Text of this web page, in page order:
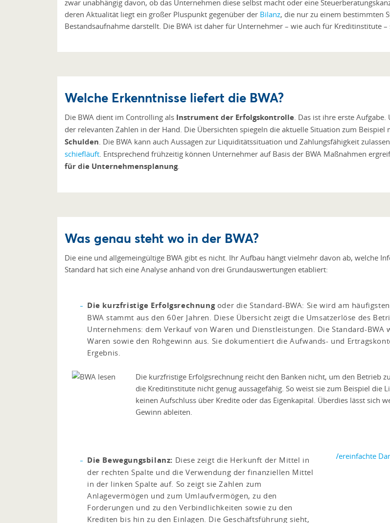
zwar unabhängig davon, ob das Unternehmen diese selbst macht oder eine
deren Aktualität liegt ein großer Pluspunkt gegenüber der Bilanz, die nur zu einem bestimmten
Bestandsaufnahme darstellt. Die BWA ist daher für Unternehmer – wie auch für Kreditinstitute –
Welche Erkenntnisse liefert die BWA?
Die BWA dient im Controlling als Instrument der Erfolgskontrolle. Das ist ihre erste
der relevanten Zahlen in der Hand. Die Übersichten spiegeln die aktuelle Situation zum Beispiel
Schulden. Die BWA kann auch Aussagen zur Liquiditätssituation und Zahlungsfähigkeit
schiefläuft. Entsprechend frühzeitig können Unternehmer auf Basis der BWA Maßnahmen
für die Unternehmensplanung.
Was genau steht wo in der BWA?
Die eine und allgemeingültige BWA gibt es nicht. Ihr Aufbau hängt vielmehr davon ab, welche
Standard hat sich eine Analyse anhand von drei Grundauswertungen etabliert:
Die kurzfristige Erfolgsrechnungoder die Standard-BWA: Sie wird am
BWA stammt aus den 60er Jahren. Diese Übersicht zeigt die Umsatzerlöse des
Unternehmens: dem Verkauf von Waren und Dienstleistungen. Die Standard-
Waren sowie den Rohgewinn aus. Sie dokumentiert die Aufwands- und
Ergebnis.
Die kurzfristige Erfolgsrechnung reicht den Banken nicht, um den Betrieb
die Kreditinstitute nicht genug aussagefähig. So weist sie zum Beispiel die
keinen Aufschluss über Kredite oder das Eigenkapital. Überdies lässt sich
Gewinn ableiten.
Die Bewegungsbilanz: Diese zeigt die Herkunft der Mittel in
der rechten Spalte und die Verwendung der finanziellen Mittel
in der linken Spalte auf. So zeigt sie Zahlen zum
Anlagevermögen und zum Umlaufvermögen, zu den
Forderungen und zu den Verbindlichkeiten sowie zu den
Krediten bis hin zu den Einlagen. Die Geschäftsführung sieht,